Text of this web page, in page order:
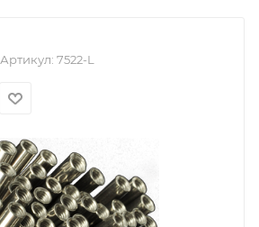
Артикул: 7522-L